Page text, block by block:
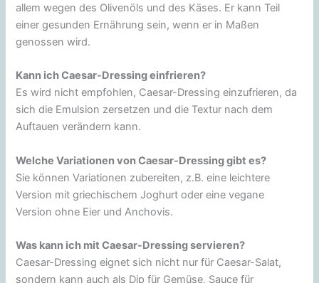
allem wegen des Olivenöls und des Käses. Er kann Teil
einer gesunden Ernährung sein, wenn er in Maßen
genossen wird.
Kann ich Caesar-Dressing einfrieren?
Es wird nicht empfohlen, Caesar-Dressing einzufrieren, da
sich die Emulsion zersetzen und die Textur nach dem
Auftauen verändern kann.
Welche Variationen von Caesar-Dressing gibt es?
Sie können Variationen zubereiten, z.B. eine leichtere
Version mit griechischem Joghurt oder eine vegane
Version ohne Eier und Anchovis.
Was kann ich mit Caesar-Dressing servieren?
Caesar-Dressing eignet sich nicht nur für Caesar-Salat,
sondern kann auch als Dip für Gemüse, Sauce für